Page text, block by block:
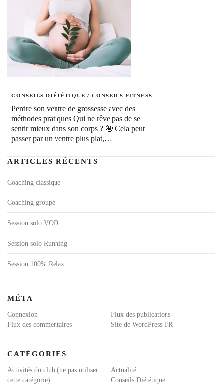
CONSEILS DIÉTÉTIQUE / CONSEILS FITNESS
Perdre son ventre de grossesse avec des
méthodes pratiques Qui ne rêve pas de se
sentir mieux dans son corps ? 🤩 Cela peut
passer par un ventre plus plat,…
ARTICLES RÉCENTS
Coaching classique
Coaching groupé
Session solo VOD
Session solo Running
Session 100% Relax
MÉTA
Connexion
Flux des publications
Flux des commentaires
Site de WordPress-FR
CATÉGORIES
Activités du club (ne pas utiliser
cette catégorie)
Actualité
Conseils Diététique